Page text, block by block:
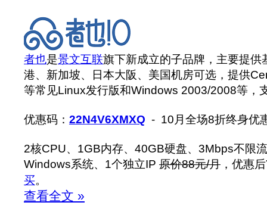
者也是景文互联旗下新成立的子品牌，主要提
港、新加坡、日本大阪、美国机房可选，提供
等常见Linux发行版和Windows 2003/2008等，
优惠码： 22N4V6XMXQ - 10月全场8折终身优
2核CPU、1GB内存、40GB硬盘、3Mbps不限
Windows系统、1个独立IP 原价88元/月 ，优惠后
买。
查看全文 »